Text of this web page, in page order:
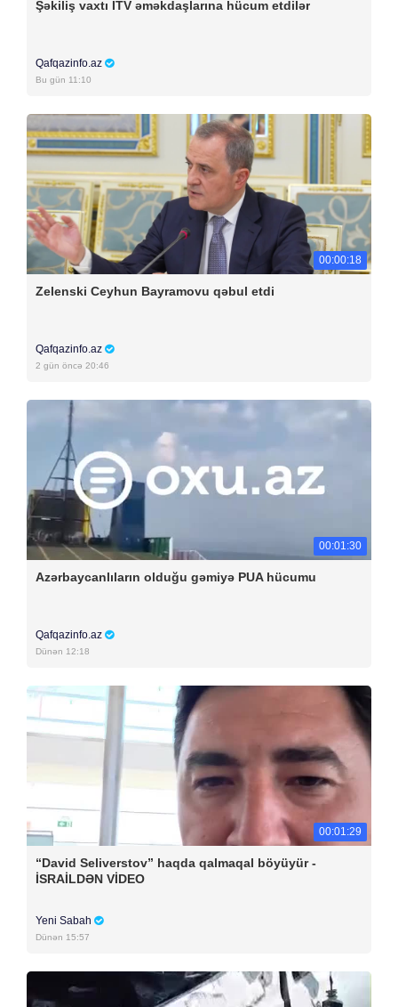
Şəkiliş vaxtı İTV əməkdaşlarına hücum etdilər
Qafqazinfo.az
Bu gün 11:10
00:00:18
Zelenski Ceyhun Bayramovu qəbul etdi
Qafqazinfo.az
2 gün öncə 20:46
00:01:30
Azərbaycanlıların olduğu gəmiyə PUA hücumu
Qafqazinfo.az
Dünən 12:18
00:01:29
“David Seliverstov” haqda qalmaqal böyüyür -
İSRAİLDƏN VİDEO
Yeni Sabah
Dünən 15:57